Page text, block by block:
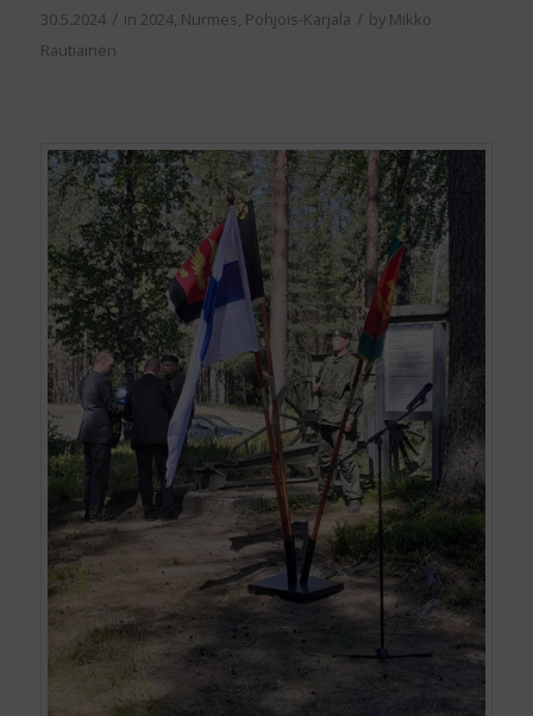
30.5.2024 / in 2024, Nurmes, Pohjois-Karjala / by Mikko
Rautiainen